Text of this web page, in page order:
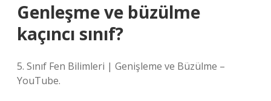
Genleşme ve büzülme
kaçıncı sınıf?
5. Sınıf Fen Bilimleri | Genişleme ve Büzülme –
YouTube.